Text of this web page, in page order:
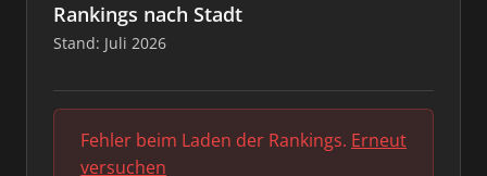
Rankings nach Stadt
Stand: Juli 2026
Fehler beim Laden der Rankings. Erneut
versuchen